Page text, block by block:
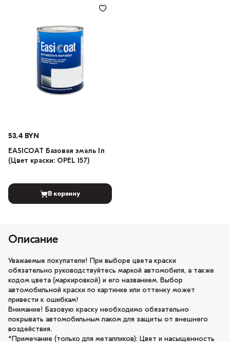
53.4 BYN
EASICOAT Базовая эмаль 1л
(Цвет краски: OPEL 157)
В корзину
Описание
Уважаемые покупатели! При выборе цвета краски
обязательно руководствуйтесь маркой автомобиля, а также
кодом цвета (маркировкой) и его названием. Выбор
автомобильной краски по картинке или оттенку может
привести к ошибкам!
Внимание! Базовую краску необходимо обязательно
покрывать автомобильным лаком для защиты от внешнего
воздействия.
*Примечание (только для металликов): Цвет и насыщенность